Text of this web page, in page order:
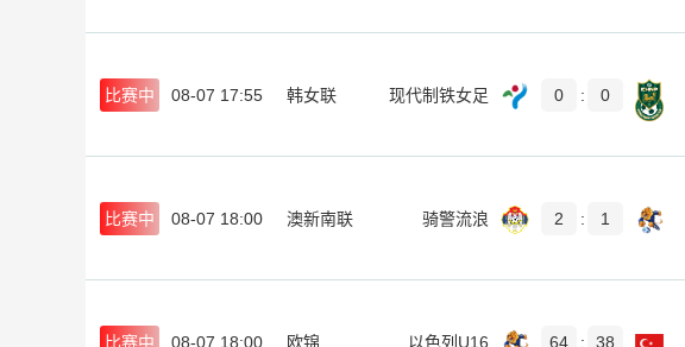
比赛中 08-07 17:55 韩女联 现代制铁女足 0 : 0
比赛中 08-07 18:00 澳新南联 骑警流浪 2 : 1
比赛中 08-07 18:00
欧锦
以色列U16 64 : 38